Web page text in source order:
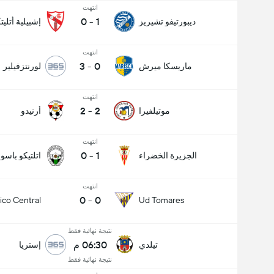
ديبورتيفو تشيريز
انتهت
1
-
0 إشبيلية
ماريسكا ميرش
انتهت
0
-
3 لورنتزفيلير
موتيلفيرا
انتهت
2
-
2 أرنيدو
الجزيرة الخضراء
انتهت
1
-
0 اتلتيكو باسو
Ud Tomares
انتهت
0
-
0
Central
تيلدي
نتيجة نهائية فقط
06:30 م
نتيجة نهائية فقط
إستريا